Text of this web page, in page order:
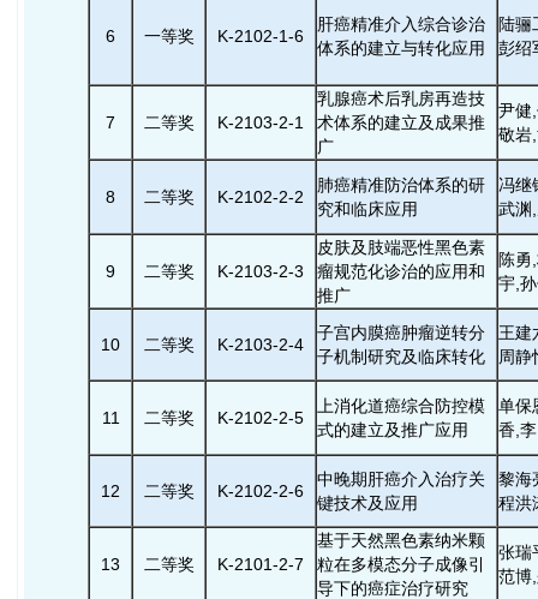
6 一等奖 K-2102-1-6
肝癌精准介入综合诊治
体系的建立与转化应用
陆骊
彭绍
7 二等奖 K-2103-2-1
乳腺癌术后乳房再造技
术体系的建立及成果推
广
尹健
敬岩
8 二等奖 K-2102-2-2
肺癌精准防治体系的研
究和临床应用
冯继
武渊
9 二等奖 K-2103-2-3
皮肤及肢端恶性黑色素
瘤规范化诊治的应用和
推广
陈勇
宇,
10 二等奖 K-2103-2-4
子宫内膜癌肿瘤逆转分
子机制研究及临床转化
王建
周静
11 二等奖 K-2102-2-5
上消化道癌综合防控模
式的建立及推广应用
单保
香,
12 二等奖 K-2102-2-6
中晚期肝癌介入治疗关
键技术及应用
黎海
程洪
13 二等奖 K-2101-2-7
基于天然黑色素纳米颗
粒在多模态分子成像引
导下的癌症治疗研究
张瑞
范博